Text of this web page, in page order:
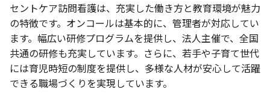
セントケア訪問看護は、充実した働き方と教育環境が魅力
の特徴です。オンコールは基本的に、管理者が対応してい
ます。幅広い研修プログラムを提供し、法人主催で、全国
共通の研修も充実しています。さらに、若手や子育て世代
には育児時短の制度を提供し、多様な人材が安心して活躍
できる職場づくりを実現しています。